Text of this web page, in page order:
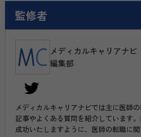
監修者
メディカルキャリアナビ
編集部
メディカルキャリアナビでは主に医師
記事やよくある質問を紹介しています
成功いたしますように、医師の転職に